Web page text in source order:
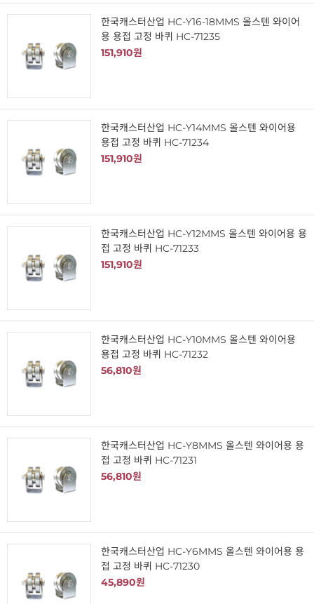
한국캐스터산업 HC-Y16-18MMS 올스텐 와이어
용 용접 고정 바퀴 HC-71235
151,910원
한국캐스터산업 HC-Y14MMS 올스텐 와이어용
용접 고정 바퀴 HC-71234
151,910원
한국캐스터산업 HC-Y12MMS 올스텐 와이어용 용
접 고정 바퀴 HC-71233
151,910원
한국캐스터산업 HC-Y10MMS 올스텐 와이어용
용접 고정 바퀴 HC-71232
56,810원
한국캐스터산업 HC-Y8MMS 올스텐 와이어용 용
접 고정 바퀴 HC-71231
56,810원
한국캐스터산업 HC-Y6MMS 올스텐 와이어용 용
접 고정 바퀴 HC-71230
45,890원